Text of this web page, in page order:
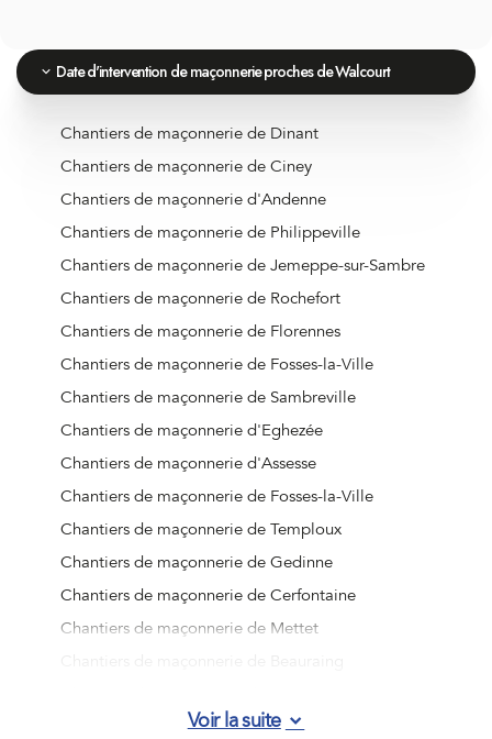
Date d'intervention de maçonnerie proches de Walcourt
Chantiers de maçonnerie de Dinant
Chantiers de maçonnerie de Ciney
Chantiers de maçonnerie d'Andenne
Chantiers de maçonnerie de Philippeville
Chantiers de maçonnerie de Jemeppe-sur-Sambre
Chantiers de maçonnerie de Rochefort
Chantiers de maçonnerie de Florennes
Chantiers de maçonnerie de Fosses-la-Ville
Chantiers de maçonnerie de Sambreville
Chantiers de maçonnerie d'Eghezée
Chantiers de maçonnerie d'Assesse
Chantiers de maçonnerie de Fosses-la-Ville
Chantiers de maçonnerie de Temploux
Chantiers de maçonnerie de Gedinne
Chantiers de maçonnerie de Cerfontaine
Chantiers de maçonnerie de Mettet
Chantiers de maçonnerie de Vresse-sur-Semois
Voir la suite